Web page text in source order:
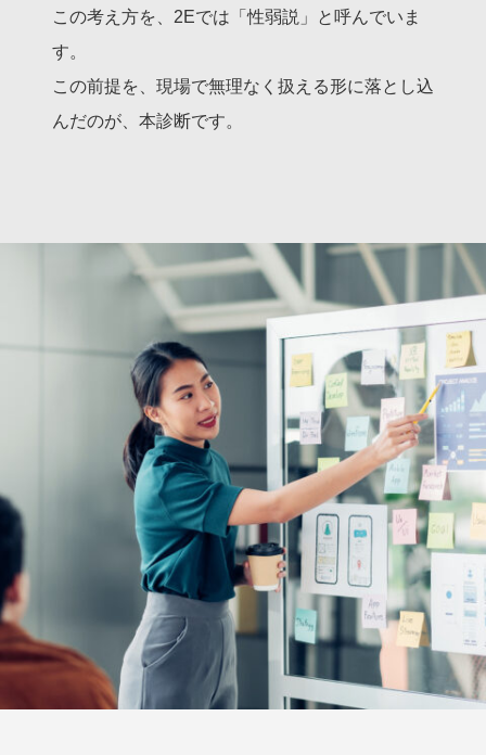
この考え方を、2Eでは「性弱説」と呼んでいま
す。
この前提を、現場で無理なく扱える形に落とし込
んだのが、本診断です。